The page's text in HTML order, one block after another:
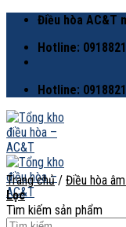
Skip
content
Điều hòa AC&T
Hotline:
Hotline:
Trang chủ / Điều hòa
Lọc
Tìm kiếm sản phẩm